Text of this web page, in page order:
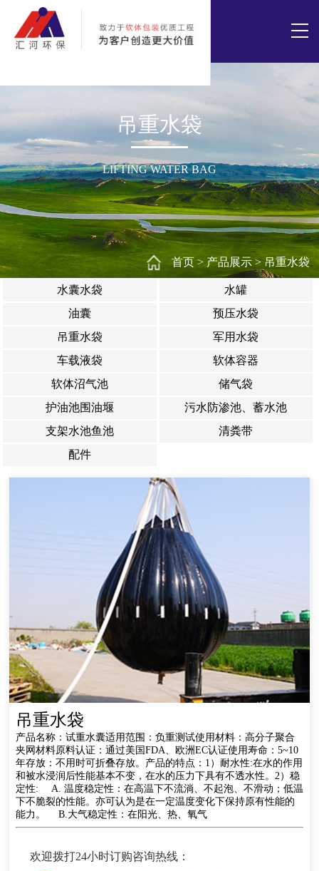
首页> 产品展示> 吊重水袋
吊重水袋
LIFTING WATER BAG
水囊水袋
水罐
油囊
预压水袋
吊重水袋
军用水袋
车载液袋
软体容器
软体沼气池
储气袋
护油池围油堰
污水防渗池、蓄水池
支架水池鱼池
清粪带
配件
吊重水袋
产品名称：试重水囊适用范围：负重测试使用材料：高分子聚合
夹网材料原料认证：通过美国FDA、欧洲EC认证使用寿命：5~10
年存放：不用时可折叠存放。产品的特点：1）耐水性:在水的作用
和被水浸润后性能基本不变，在水的压力下具有不透水性。2）稳
定性: A. 温度稳定性：在高温下不流淌、不起泡、不滑动；低温
下不脆裂的性能。亦可认为是在一定温度变化下保持原有性能的
能力。 B.大气稳定性：在阳光、热、氧气
欢迎拨打24小时订购咨询热线：